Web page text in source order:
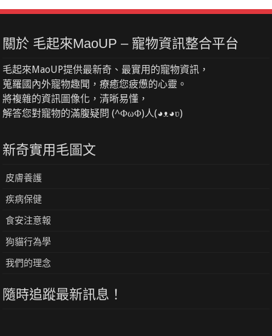
關於 毛起來MaoUP – 寵物資訊整合平台
毛起來MaoUP提供最新奇、最實用的寵物資訊，
蒐羅國內外寵物趣聞，療癒您疲憊的心靈。
將複雜的資訊圖像化，清晰易懂，
解答您對寵物的滿腹疑問 (^ΦωΦ)人(◕ᴥ◕ʋ)
新奇實用毛圖文
皮膚養護
疾病保健
食安注意報
狗貓行為學
我們的理念
隨時追蹤最新訊息！